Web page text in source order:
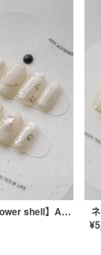
ネイルチップ【flower shell】AE-CONA-03
¥